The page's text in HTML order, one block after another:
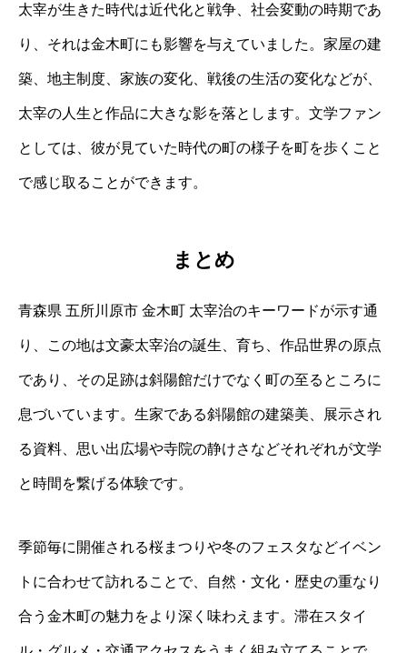
太宰が生きた時代は近代化と戦争、社会変動の時期であ
り、それは金木町にも影響を与えていました。家屋の建
築、地主制度、家族の変化、戦後の生活の変化などが、
太宰の人生と作品に大きな影を落とします。文学ファン
としては、彼が見ていた時代の町の様子を町を歩くこと
で感じ取ることができます。
まとめ
青森県 五所川原市 金木町 太宰治のキーワードが示す通
り、この地は文豪太宰治の誕生、育ち、作品世界の原点
であり、その足跡は斜陽館だけでなく町の至るところに
息づいています。生家である斜陽館の建築美、展示され
る資料、思い出広場や寺院の静けさなどそれぞれが文学
と時間を繋げる体験です。
季節毎に開催される桜まつりや冬のフェスタなどイベン
トに合わせて訪れることで、自然・文化・歴史の重なり
合う金木町の魅力をより深く味わえます。滞在スタイ